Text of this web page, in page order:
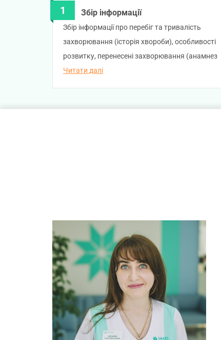
Збір інформації
Збір інформації про перебіг та тривалість
захворювання (історія хвороби), особливості
розвитку, перенесені захворювання (анамнез
життя). Лікар запитає вас про наявність
Читати далі